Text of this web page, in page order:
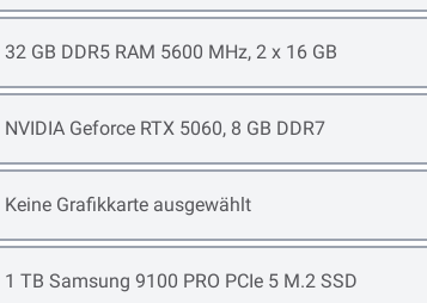
32 GB DDR5 RAM 5600 MHz, 2 x 16 GB
Open item options
NVIDIA Geforce RTX 5060, 8 GB DDR7
Open item options
Keine Grafikkarte ausgewählt
Open item options
1 TB Samsung 9100 PRO PCIe 5 M.2 SSD
Open item options